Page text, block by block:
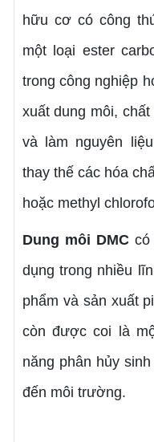
hữu cơ có công
một loại ester
trong công nghiệp
xuất dung môi,
và làm nguyên
thay thế các hóa
hoặc methyl
Dung môi DMCcó
dụng trong nhiều
phẩm và sản xuất
còn được coi là
năng phân hủy
đến môi trường.